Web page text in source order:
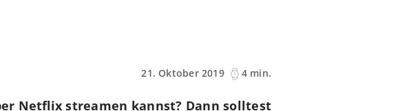
21. Oktober 2019
4 min.
Netflix streamen kannst? Dann solltest